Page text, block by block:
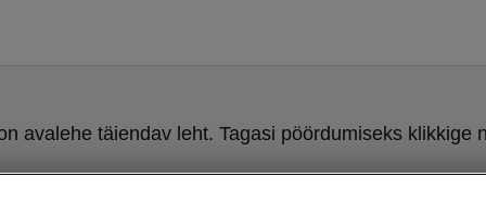
avalehe täiendav leht. Tagasi pöördumiseks klikkige